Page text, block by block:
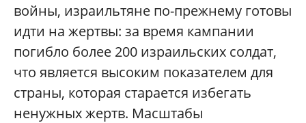
войны, израильтяне по-прежнему готовы
идти на жертвы: за время кампании
погибло более 200 израильских солдат,
что является высоким показателем для
страны, которая старается избегать
ненужных жертв. Масштабы